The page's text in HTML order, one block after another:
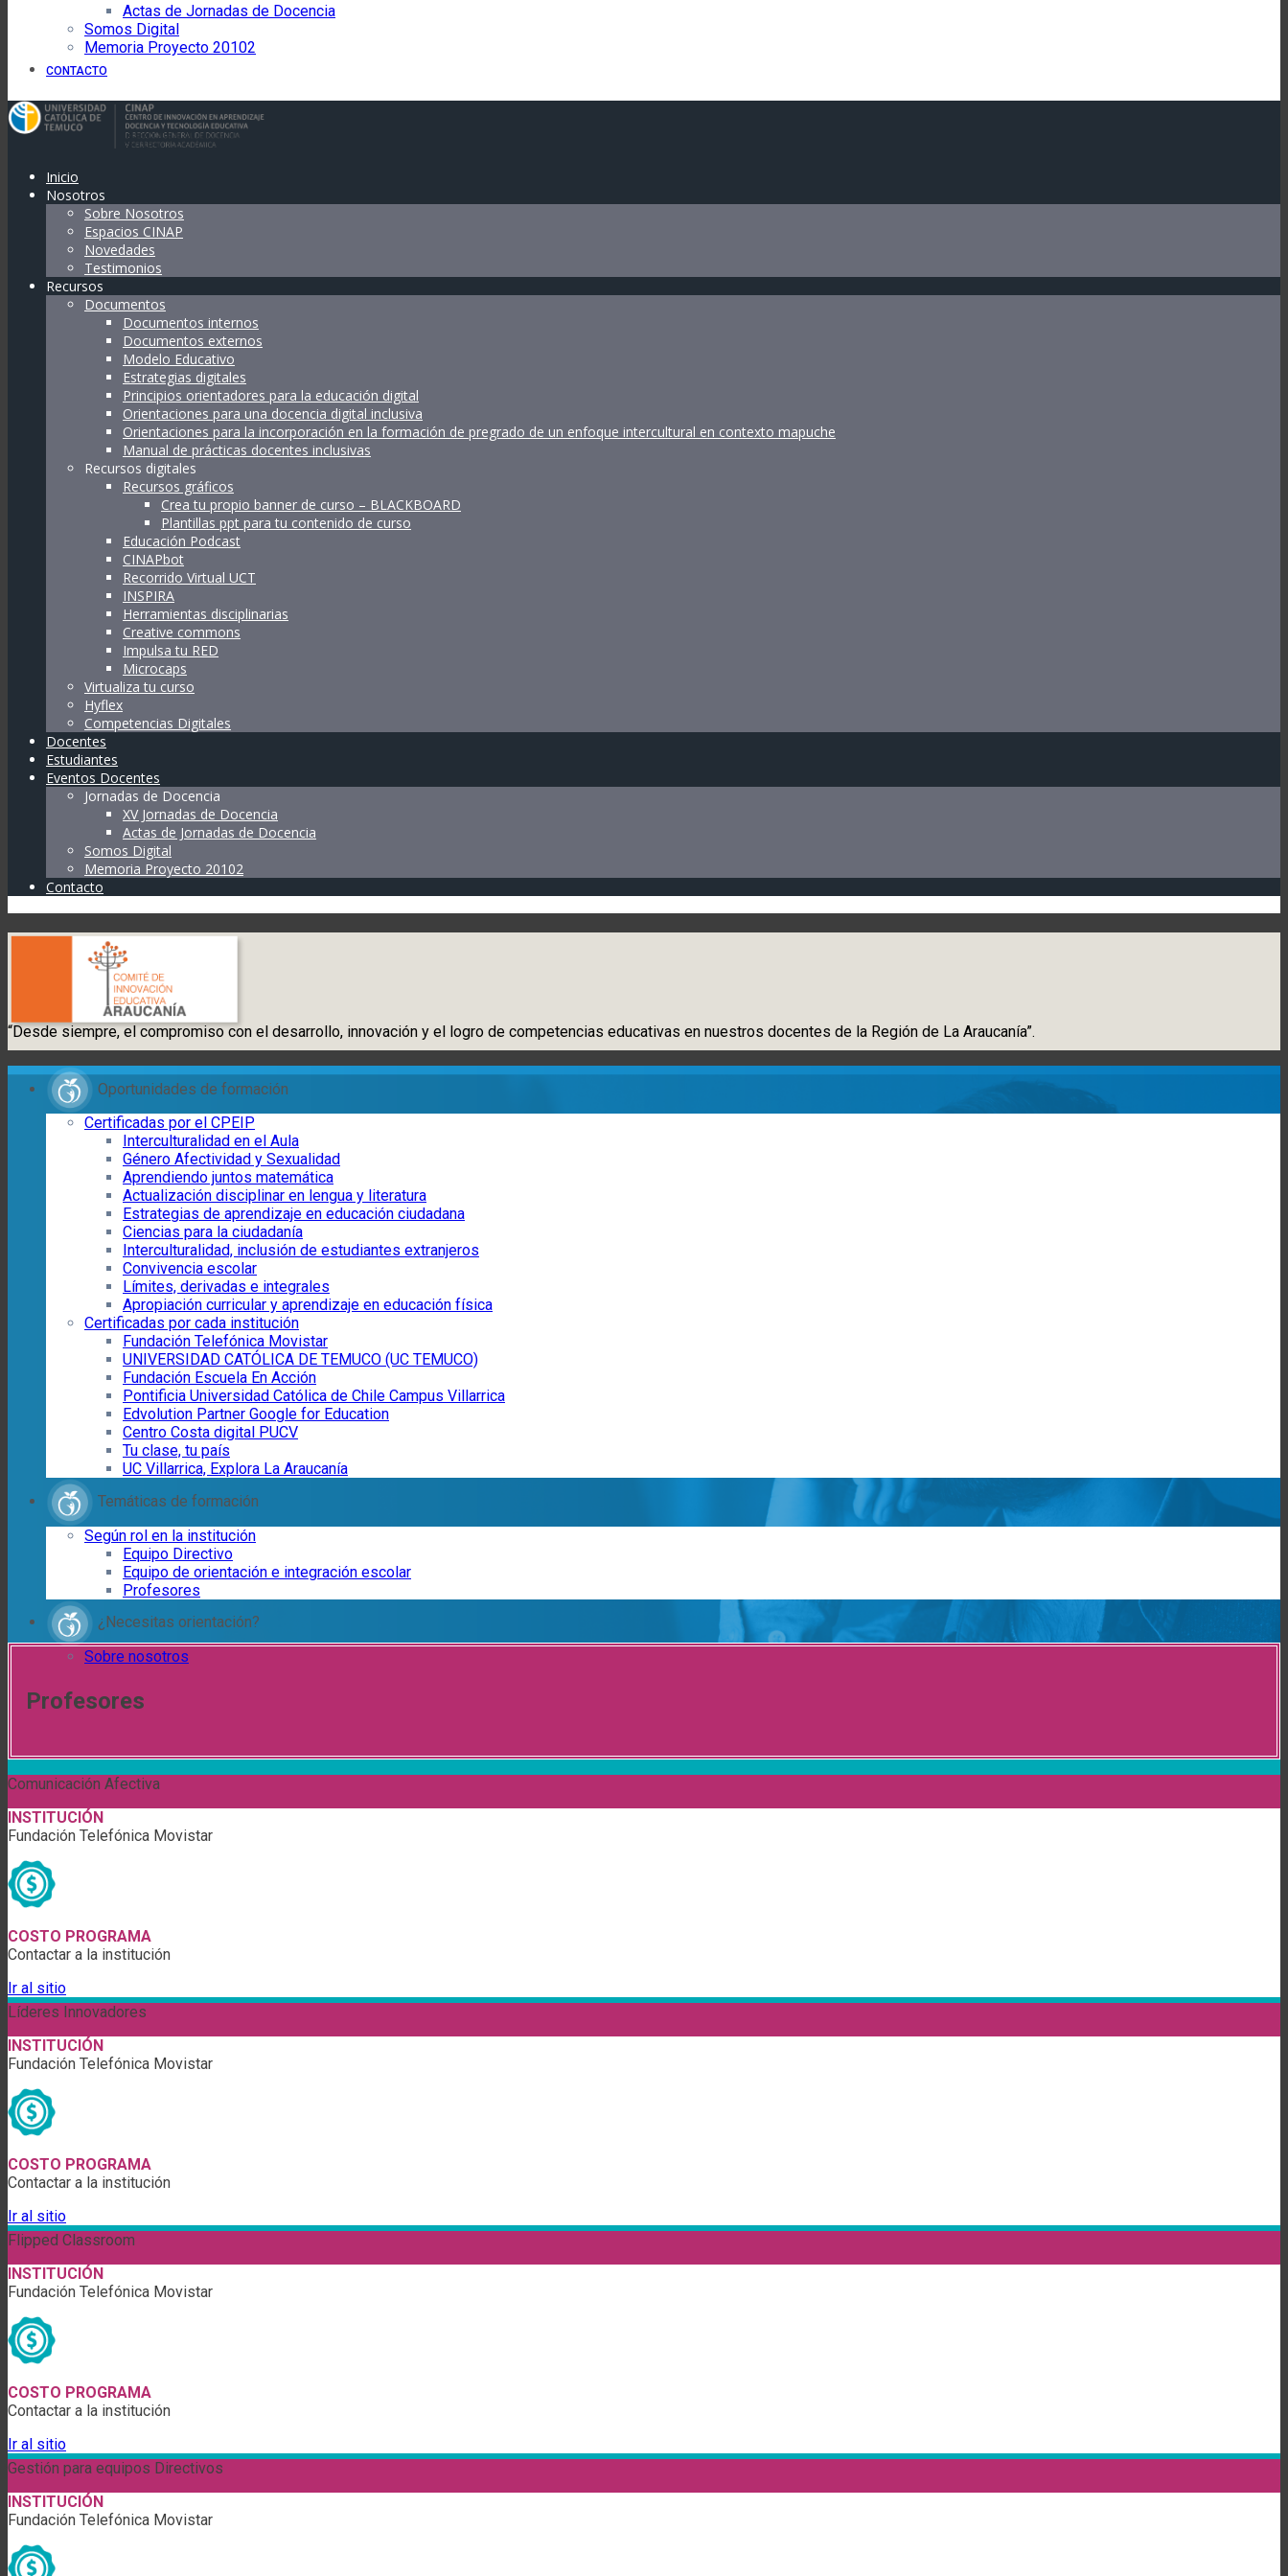
Actas de Jornadas de Docencia
Somos Digital
Memoria Proyecto 20102
CONTACTO
Inicio
Nosotros
Sobre Nosotros
Espacios CINAP
Novedades
Testimonios
Recursos
Documentos
Documentos internos
Documentos externos
Modelo Educativo
Estrategias digitales
Principios orientadores para la educación digital
Orientaciones para una docencia digital inclusiva
Orientaciones para la incorporación en la formación de pregrado de un enfoque intercultural en contexto mapuche
Manual de prácticas docentes inclusivas
Recursos digitales
Recursos gráficos
Crea tu propio banner de curso – BLACKBOARD
Plantillas ppt para tu contenido de curso
Educación Podcast
CINAPbot
Recorrido Virtual UCT
INSPIRA
Herramientas disciplinarias
Creative commons
Impulsa tu RED
Microcaps
Virtualiza tu curso
Hyflex
Competencias Digitales
Docentes
Estudiantes
Eventos Docentes
Jornadas de Docencia
XV Jornadas de Docencia
Actas de Jornadas de Docencia
Somos Digital
Memoria Proyecto 20102
Contacto
“Desde siempre, el compromiso con el desarrollo, innovación y el logro de competencias educativas en nuestros docentes de la Región de La Araucanía”.
Oportunidades de formación
Certificadas por el CPEIP
Interculturalidad en el Aula
Género Afectividad y Sexualidad
Aprendiendo juntos matemática
Actualización disciplinar en lengua y literatura
Estrategias de aprendizaje en educación ciudadana
Ciencias para la ciudadanía
Interculturalidad, inclusión de estudiantes extranjeros
Convivencia escolar
Límites, derivadas e integrales
Apropiación curricular y aprendizaje en educación física
Certificadas por cada institución
Fundación Telefónica Movistar
UNIVERSIDAD CATÓLICA DE TEMUCO (UC TEMUCO)
Fundación Escuela En Acción
Pontificia Universidad Católica de Chile Campus Villarrica
Edvolution Partner Google for Education
Centro Costa digital PUCV
Tu clase, tu país
UC Villarrica, Explora La Araucanía
Temáticas de formación
Según rol en la institución
Equipo Directivo
Equipo de orientación e integración escolar
Profesores
¿Necesitas orientación?
Sobre nosotros
Profesores
Comunicación Afectiva
INSTITUCIÓN
Fundación Telefónica Movistar
COSTO PROGRAMA
Contactar a la institución
Ir al sitio
Líderes Innovadores
INSTITUCIÓN
Fundación Telefónica Movistar
COSTO PROGRAMA
Contactar a la institución
Ir al sitio
Flipped Classroom
INSTITUCIÓN
Fundación Telefónica Movistar
COSTO PROGRAMA
Contactar a la institución
Ir al sitio
Gestión para equipos Directivos
INSTITUCIÓN
Fundación Telefónica Movistar